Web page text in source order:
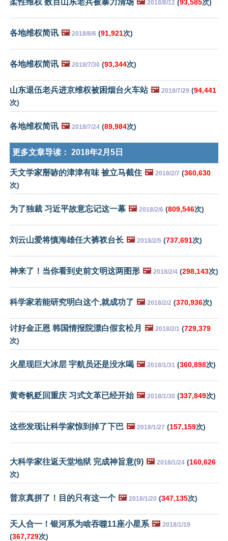
2018/8/12 (93,585次)
各地维权简讯 🖼️ 2018/8/6 (91,921次)
各地维权简讯 🖼️ 2018/7/30 (93,344次)
山东退伍老兵进京维权被困烟台火车站 🖼️ 2018/7/29 (94,441
次)
各地维权简讯 🖼️ 2018/7/24 (89,984次)
更多文章导读： 2018年2月5日
天文学家掰哧的津津有味 被立马截住 🖼️ 2018/2/7 (360,630
次)
为了独裁 习近平故意忘记这一幕 🖼️ 2018/2/6 (809,546次)
刘云山爱将慎海雄任大裤衩台长 🖼️ 2018/2/5 (737,691次)
神来了！当你看到史前文明这两图形 🖼️ 2018/2/4 (298,143次)
科学家若能研究明白这个,就成功了 🖼️ 2018/2/2 (370,936次)
讨好金正恩 韩国情报院漂白假玄松月 🖼️ 2018/2/1 (729,379
次)
火星现巨大冰层 宇航员还是没水喝 🖼️ 2018/1/31 (360,898次)
黄奇帆贬回重庆 习式文革已经开始 🖼️ 2018/1/30 (337,849次)
这些发现让科学家惊到掉了下巴 🖼️ 2018/1/27 (157,159次)
大科学家往返天堂地狱 完成神旨意(9) 🖼️ 2018/1/24 (160,626
次)
普京真拼了！目的只有这一个 🖼️ 2018/1/20 (347,135次)
天人合一！银河系为啥吞噬11座小星系 🖼️ 2018/1/19
(367,729次)